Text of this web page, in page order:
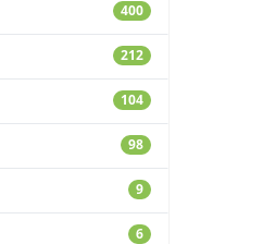
400
212
104
98
9
6